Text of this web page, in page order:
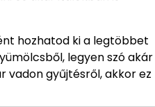
hozhatod ki a legtöbbet
legyen szó akár
vadon gyűjtésről, akkor ez